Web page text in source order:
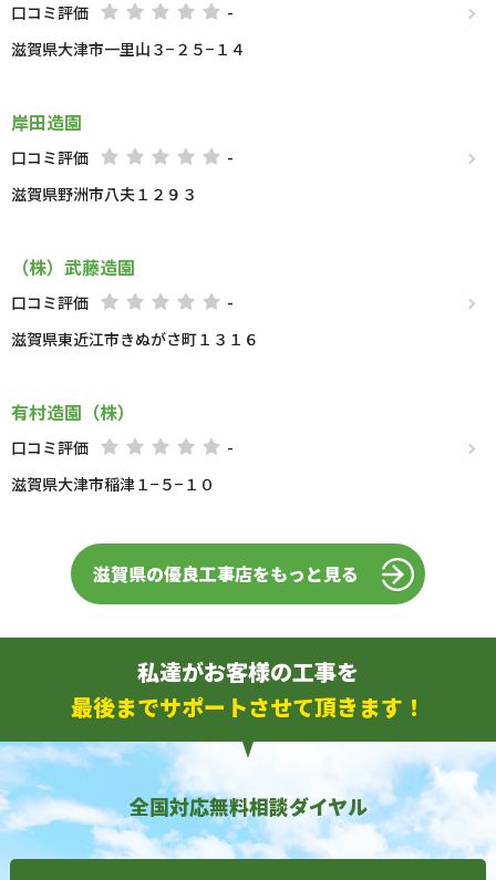
口コミ評価
-
滋賀県大津市一里山３−２５−１４
岸田造園
口コミ評価
-
滋賀県野洲市八夫１２９３
（株）武藤造園
口コミ評価
-
滋賀県東近江市きぬがさ町１３１６
有村造園（株）
口コミ評価
-
滋賀県大津市稲津１−５−１０
滋賀県の優良工事店をもっと見る
私達がお客様の工事を
最後までサポートさせて頂きます！
全国対応無料相談ダイヤル